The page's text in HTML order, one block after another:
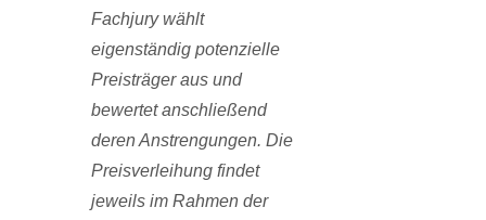
Fachjury wählt
eigenständig potenzielle
Preisträger aus und
bewertet anschließend
deren Anstrengungen. Die
Preisverleihung findet
jeweils im Rahmen der